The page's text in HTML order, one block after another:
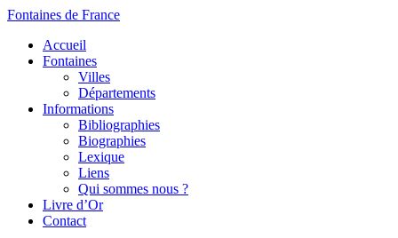
Fontaines de France
Accueil
Fontaines
Villes
Départements
Informations
Bibliographies
Biographies
Lexique
Liens
Qui sommes nous ?
Livre d’Or
Contact